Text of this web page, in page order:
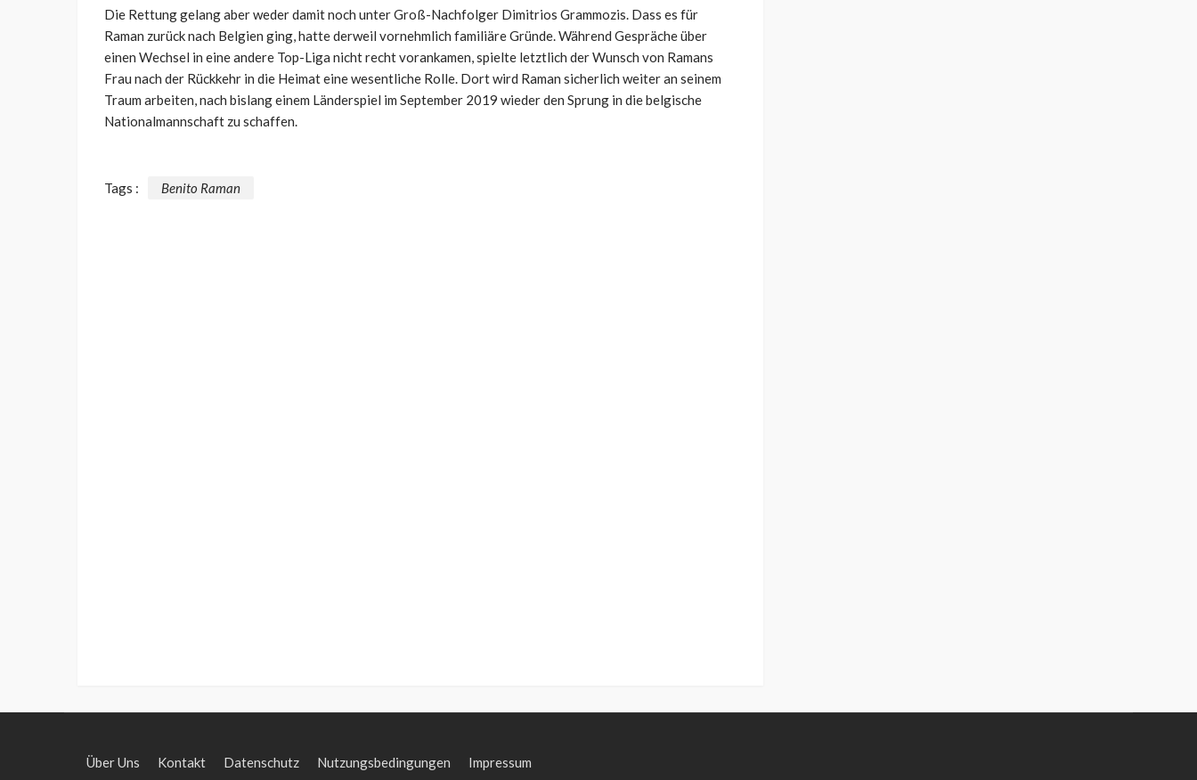
Die Rettung gelang aber weder damit noch unter Groß-Nachfolger Dimitrios Grammozis. Dass es für
Raman zurück nach Belgien ging, hatte derweil vornehmlich familiäre Gründe. Während Gespräche über
einen Wechsel in eine andere Top-Liga nicht recht vorankamen, spielte letztlich der Wunsch von Ramans
Frau nach der Rückkehr in die Heimat eine wesentliche Rolle. Dort wird Raman sicherlich weiter an seinem
Traum arbeiten, nach bislang einem Länderspiel im September 2019 wieder den Sprung in die belgische
Nationalmannschaft zu schaffen.
Tags : Benito Raman
Über Uns Kontakt Datenschutz Nutzungsbedingungen Impressum